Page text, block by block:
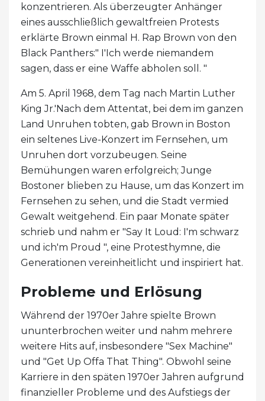
konzentrieren. Als überzeugter Anhänger
eines ausschließlich gewaltfreien Protests
erklärte Brown einmal H. Rap ​​Brown von den
Black Panthers:" I'Ich werde niemandem
sagen, dass er eine Waffe abholen soll. "
Am 5. April 1968, dem Tag nach Martin Luther
King Jr.'Nach dem Attentat, bei dem im ganzen
Land Unruhen tobten, gab Brown in Boston
ein seltenes Live-Konzert im Fernsehen, um
Unruhen dort vorzubeugen. Seine
Bemühungen waren erfolgreich; Junge
Bostoner blieben zu Hause, um das Konzert im
Fernsehen zu sehen, und die Stadt vermied
Gewalt weitgehend. Ein paar Monate später
schrieb und nahm er "Say It Loud: I'm schwarz
und ich'm Proud ", eine Protesthymne, die
Generationen vereinheitlicht und inspiriert hat.
Probleme und Erlösung
Während der 1970er Jahre spielte Brown
ununterbrochen weiter und nahm mehrere
weitere Hits auf, insbesondere "Sex Machine"
und "Get Up Offa That Thing". Obwohl seine
Karriere in den späten 1970er Jahren aufgrund
finanzieller Probleme und des Aufstiegs der